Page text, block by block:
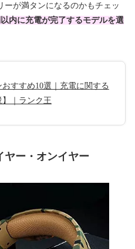
ーが満タンになるのかもチェッ
内に充電が完了するモデルを選
すすめ10選｜充電に関する
｜ランク王
ヤー・オンイヤー